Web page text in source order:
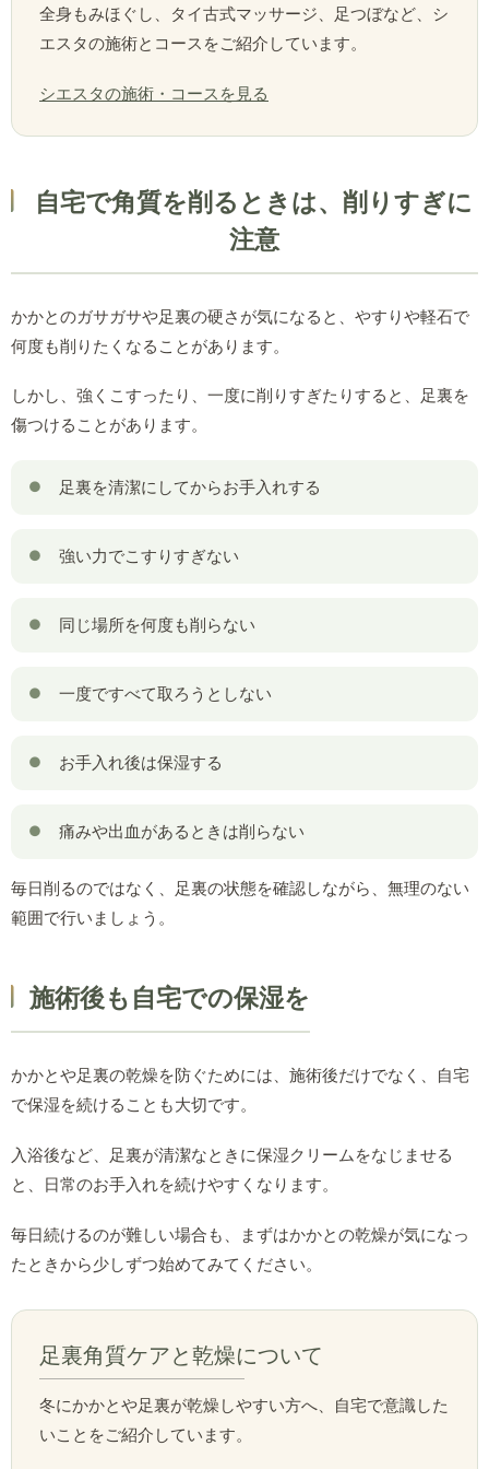
全身もみほぐし、タイ古式マッサージ、足つぼなど、シ
エスタの施術とコースをご紹介しています。
シエスタの施術・コースを見る
自宅で角質を削るときは、削りすぎに
注意
かかとのガサガサや足裏の硬さが気になると、やすりや軽石で
何度も削りたくなることがあります。
しかし、強くこすったり、一度に削りすぎたりすると、足裏を
傷つけることがあります。
足裏を清潔にしてからお手入れする
強い力でこすりすぎない
同じ場所を何度も削らない
一度ですべて取ろうとしない
お手入れ後は保湿する
痛みや出血があるときは削らない
毎日削るのではなく、足裏の状態を確認しながら、無理のない
範囲で行いましょう。
施術後も自宅での保湿を
かかとや足裏の乾燥を防ぐためには、施術後だけでなく、自宅
で保湿を続けることも大切です。
入浴後など、足裏が清潔なときに保湿クリームをなじませる
と、日常のお手入れを続けやすくなります。
毎日続けるのが難しい場合も、まずはかかとの乾燥が気になっ
たときから少しずつ始めてみてください。
足裏角質ケアと乾燥について
冬にかかとや足裏が乾燥しやすい方へ、自宅で意識した
いことをご紹介しています。